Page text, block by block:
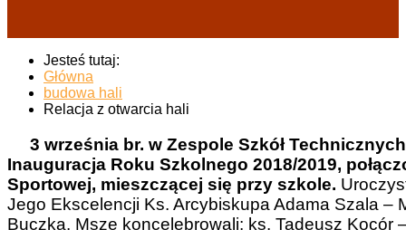
Jesteś tutaj:
Główna
budowa hali
Relacja z otwarcia hali
3 września br. w Zespole Szkół
Inauguracja Roku Szkolnego 2018/2019,
Sportowej, mieszczącej się przy szkole.
Jego Ekscelencji Ks. Arcybiskupa Adama Szala –
Buczka. Mszę koncelebrowali: ks. Tadeusz Kocór